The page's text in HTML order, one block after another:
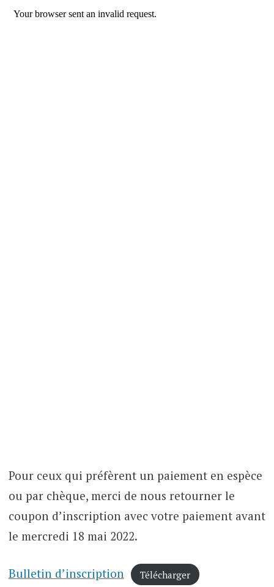
Pour ceux qui préfèrent un paiement en espèce
ou par chèque, merci de nous retourner le
coupon d’inscription avec votre paiement avant
le mercredi 18 mai 2022.
Bulletin d’inscription Télécharger